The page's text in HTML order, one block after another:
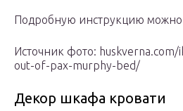
Подробную инструкцию можно
Источник фото:
out-of-pax-murphy-bed/
Декор шкафа кровати